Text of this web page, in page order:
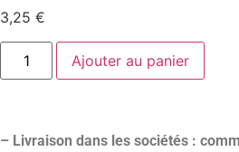
3,25 €
Ajouter au panier
– Livraison dans les sociétés :